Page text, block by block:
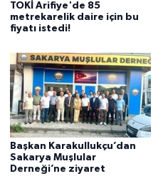
TOKİ Arifiye'de 85
metrekarelik daire için bu
fiyatı istedi!
Başkan Karakullukçu’dan
Sakarya Muşlular
Derneği’ne ziyaret